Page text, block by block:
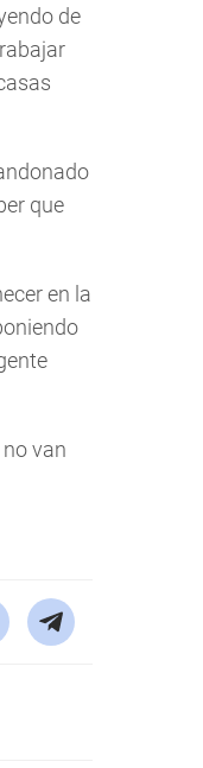
de
que
en la
van